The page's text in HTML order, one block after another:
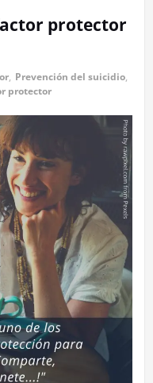
protector
, Prevención del suicidio,
protector